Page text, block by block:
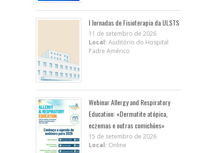
I Jornadas de Fisioterapia da ULSTS
11 de setembro de 2026
Local: Auditório do Hospital
Padre Américo
Webinar Allergy and Respiratory
Education: «Dermatite atópica,
eczemas e outras comichões»
15 de setembro de 2026
Local: Online